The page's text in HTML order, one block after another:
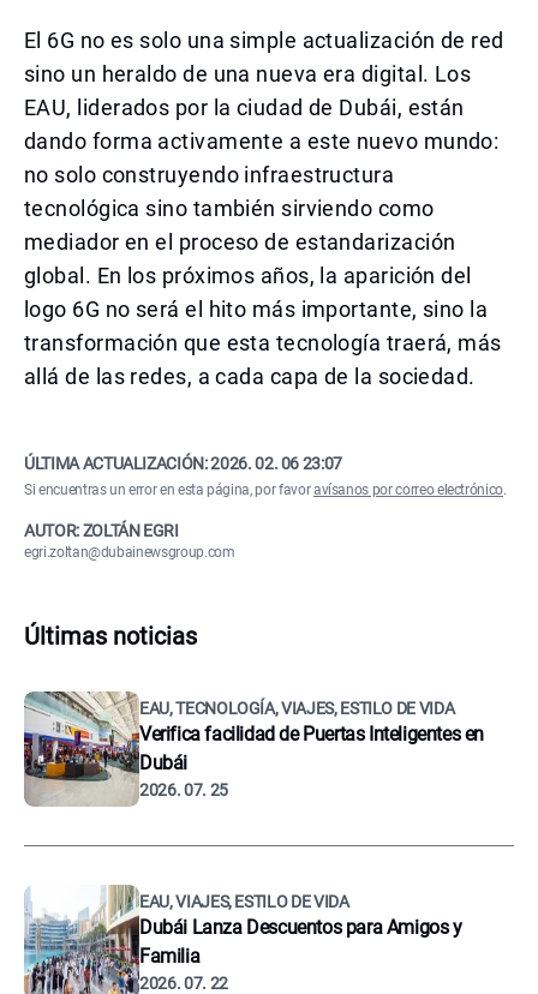
El 6G no es solo una simple actualización de red
sino un heraldo de una nueva era digital. Los
EAU, liderados por la ciudad de Dubái, están
dando forma activamente a este nuevo mundo:
no solo construyendo infraestructura
tecnológica sino también sirviendo como
mediador en el proceso de estandarización
global. En los próximos años, la aparición del
logo 6G no será el hito más importante, sino la
transformación que esta tecnología traerá, más
allá de las redes, a cada capa de la sociedad.
ÚLTIMA ACTUALIZACIÓN:2026. 02. 06 23:07
Si encuentras un error en esta página, por favoravísanos por correo electrónico.
AUTOR: ZOLTÁN EGRI
egri.zoltan@dubainewsgroup.com
Últimas noticias
EAU, TECNOLOGÍA, VIAJES, ESTILO DE VIDA
Verifica facilidad de Puertas Inteligentes en
Dubái
2026. 07. 25
EAU, VIAJES, ESTILO DE VIDA
Dubái Lanza Descuentos para Amigos y
Familia
2026. 07. 22